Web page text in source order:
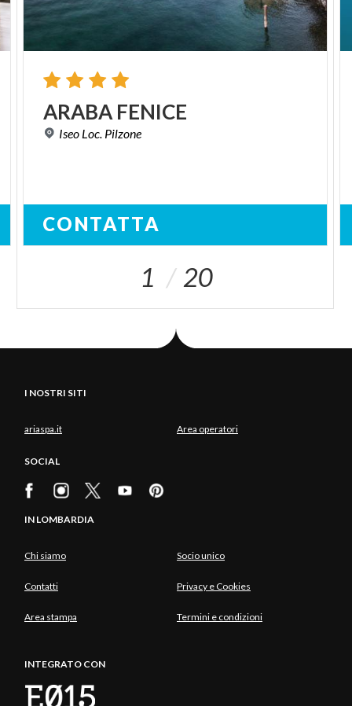
ARABA FENICE
Iseo Loc. Pilzone
CONTATTA
1 20
I NOSTRI SITI
ariaspa.it Area operatori
SOCIAL
IN LOMBARDIA
Chi siamo Socio unico
Contatti Privacy e Cookies
Area stampa Termini e condizioni
INTEGRATO CON